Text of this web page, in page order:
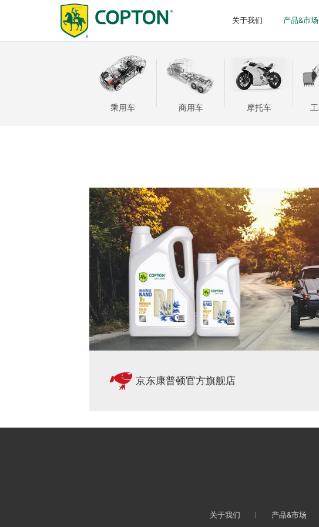
关于我们
关于我们
可持续发展
产品&市场
乘用车 摩托车
招商加盟 换油中心招商 选油助手
研发中心 技术认证
企业资讯 影像资料 招标公告
乘用车 商用车 摩托车
京东康普顿官方旗舰店
关于我们 产品&市场